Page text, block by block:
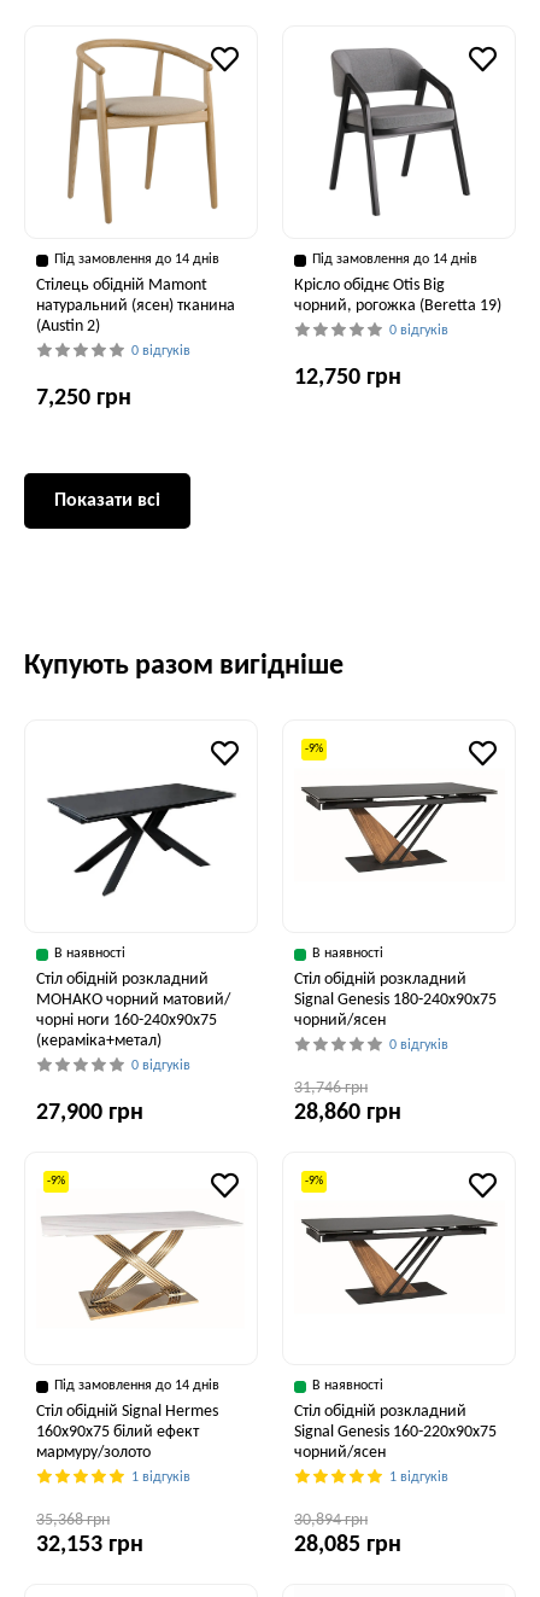
Під замовлення до 14 днів
Стілець обідній Mamont
натуральний (ясен) тканина
(Austin 2)
0 відгуків
7,250 грн
Під замовлення до 14 днів
Крісло обіднє Otis Big
чорний, рогожка (Beretta 19)
0 відгуків
12,750 грн
Показати всі
Купують разом вигідніше
В наявності
Стіл обідній розкладний
МОНАКО чорний матовий/
чорні ноги 160-240x90x75
(кераміка+метал)
0 відгуків
27,900 грн
-9%
В наявності
Стіл обідній розкладний
Signal Genesis 180-240x90x75
чорний/ясен
0 відгуків
31,746 грн
28,860 грн
-9%
Під замовлення до 14 днів
Стіл обідній Signal Hermes
160x90x75 білий ефект
мармуру/золото
1 відгуків
35,368 грн
32,153 грн
-9%
В наявності
Стіл обідній розкладний
Signal Genesis 160-220x90x75
чорний/ясен
1 відгуків
30,894 грн
28,085 грн